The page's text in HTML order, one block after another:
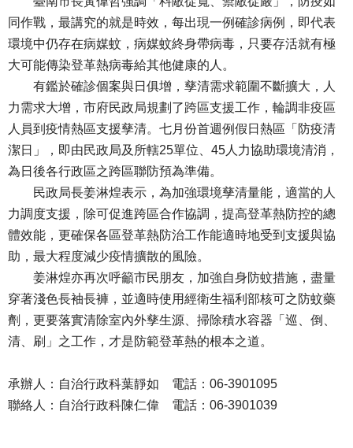
同作戰，最講究的就是時效，每出現一例確診病例，即代表
環境中仍存在病媒蚊，病媒蚊終身帶病毒，只要存活就有極
大可能傳染登革熱病毒給其他健康的人。
有鑑於確診個案與日俱增，孳清需求範圍不斷擴大，人
力需求大增，市府民政局規劃了跨區支援工作，輪調非疫區
人員到疫情熱區支援孳清。七月份首週例假日熱區「防疫清
潔日」，即由民政局及所轄25單位、45人力協助環境清消，
為日後各行政區之跨區聯防預為準備。
民政局長姜淋煌表示，為加強環境孳清量能，適當的人
力調度支援，除可促進跨區合作協調，提高登革熱防控的總
體效能，更確保各區登革熱防治工作能適時地受到支援與協
助，最大程度減少疫情擴散的風險。
姜淋煌亦再次呼籲市民朋友，加強自身防蚊措施，盡量
穿著淺色長袖長褲，並適時使用經衛生福利部核可之防蚊藥
劑，更要落實清除室內外孳生源、掃除積水容器「巡、倒、
清、刷」之工作，才是防範登革熱的根本之道。
承辦人：自治行政科葉靜如 電話：06-3901095
聯絡人：自治行政科陳仁偉 電話：06-3901039